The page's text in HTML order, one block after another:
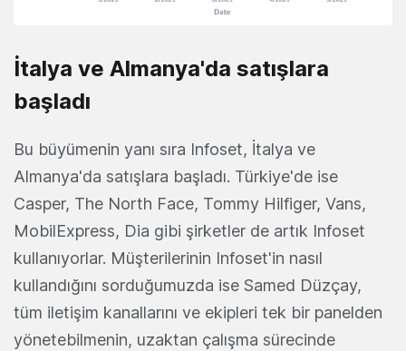
İtalya ve Almanya'da satışlara
başladı
Bu büyümenin yanı sıra Infoset, İtalya ve
Almanya'da satışlara başladı. Türkiye'de ise
Casper, The North Face, Tommy Hilfiger, Vans,
MobilExpress, Dia gibi şirketler de artık Infoset
kullanıyorlar. Müşterilerinin Infoset'in nasıl
kullandığını sorduğumuzda ise Samed Düzçay,
tüm iletişim kanallarını ve ekipleri tek bir panelden
yönetebilmenin, uzaktan çalışma sürecinde